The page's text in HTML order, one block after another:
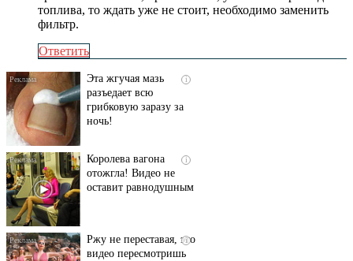
топлива, то ждать уже не стоит, необходимо заменить
фильтр.
Ответить
i
Эта жгучая мазь
разъедает всю
грибковую заразу за
ночь!
i
Королева вагона
отожгла! Видео не
оставит равнодушным
i
Ржу не переставая, это
видео пересмотришь